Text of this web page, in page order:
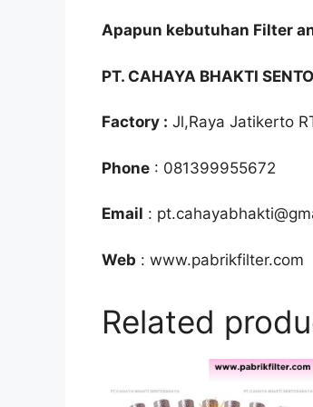
Apapun kebutuhan Filter
PT. CAHAYA BHAKTI
Factory : Jl,Raya Jatikerto
Phone : 081399955672
Email :
Web : www.pabrikfilter.com
Related